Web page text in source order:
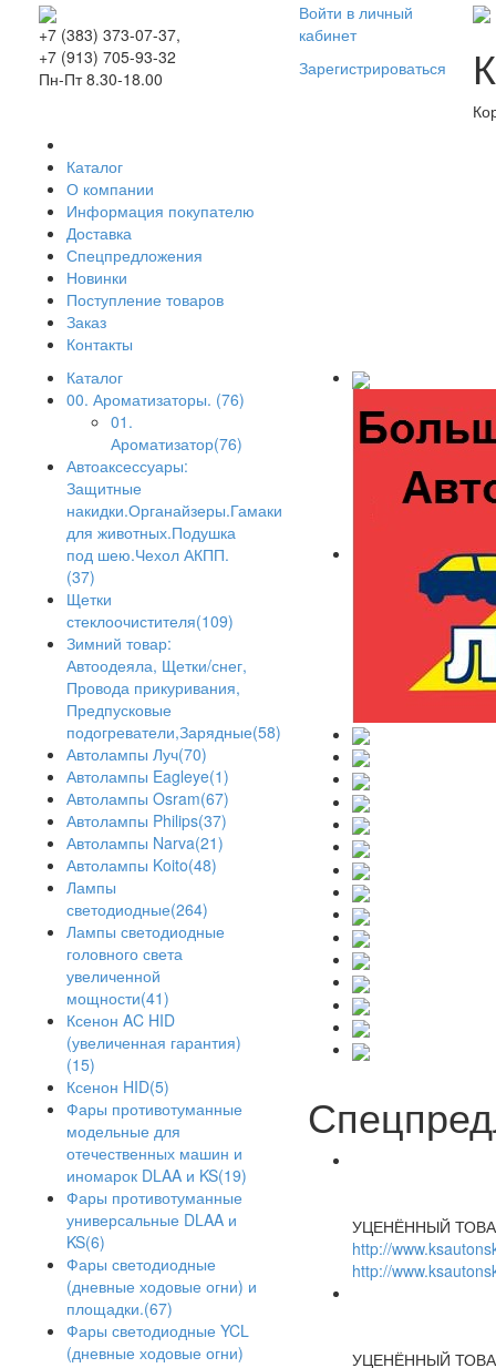
+7 (383) 373-07-37,
+7 (913) 705-93-32
Пн-Пт 8.30-18.00
Войти в личный
кабинет
Зарегистрироваться
Каталог
О компании
Информация покупателю
Доставка
Спецпредложения
Новинки
Поступление товаров
Заказ
Контакты
Каталог
00. Ароматизаторы. (76)
01.
Ароматизатор(76)
Автоаксессуары:
Защитные
накидки.Органайзеры.Гамаки
для животных.Подушка
под шею.Чехол АКПП.
(37)
Щетки
стеклоочистителя(109)
Зимний товар:
Автоодеяла, Щетки/снег,
Провода прикуривания,
Предпусковые
подогреватели,Зарядные(58)
Автолампы Луч(70)
Автолампы Eagleye(1)
Автолампы Osram(67)
Автолампы Philips(37)
Автолампы Narva(21)
Автолампы Koito(48)
Лампы
светодиодные(264)
Лампы светодиодные
головного света
увеличенной
мощности(41)
Ксенон AC HID
(увеличенная гарантия)
(15)
Ксенон HID(5)
Фары противотуманные
модельные для
отечественных машин и
иномарок DLAA и KS(19)
Фары противотуманные
универсальные DLAA и
KS(6)
Фары светодиодные
(дневные ходовые огни) и
площадки.(67)
Фары светодиодные YCL
(дневные ходовые огни)
УЦЕНЁННЫЙ
http://
http://
УЦЕНЁННЫЙ